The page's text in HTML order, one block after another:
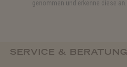
genommen und erkenne diese an.
SERVICE & BERATUNG